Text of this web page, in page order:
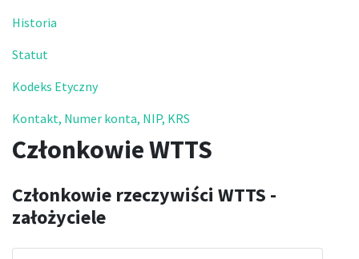
Historia
Statut
Kodeks Etyczny
Kontakt, Numer konta, NIP, KRS
Członkowie WTTS
Członkowie rzeczywiści WTTS -
założyciele